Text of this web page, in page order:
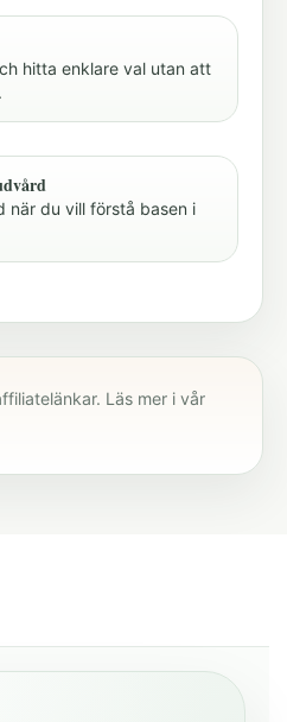
hitta enklare val utan att
när du vill förstå basen i
Läs mer i vår